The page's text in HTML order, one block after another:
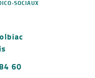
SOCIAUX
60